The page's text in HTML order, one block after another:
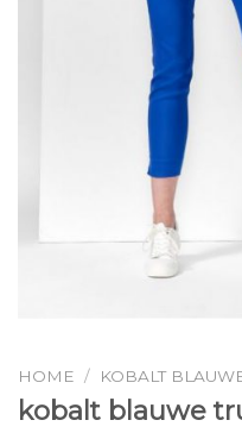
HOME / KOBALT
kobalt blauwe